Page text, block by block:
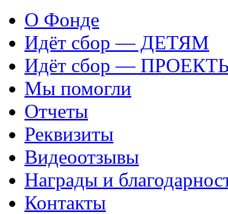
О Фонде
Идёт сбор — ДЕТЯМ
Идёт сбор —
Мы помогли
Отчеты
Реквизиты
Видеоотзывы
Награды и
Контакты